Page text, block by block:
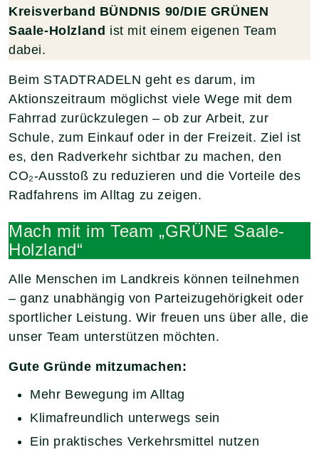
Kreisverband BÜNDNIS 90/DIE GRÜNEN
Saale-Holzland ist mit einem eigenen Team
dabei.
Beim STADTRADELN geht es darum, im
Aktionszeitraum möglichst viele Wege mit dem
Fahrrad zurückzulegen – ob zur Arbeit, zur
Schule, zum Einkauf oder in der Freizeit. Ziel ist
es, den Radverkehr sichtbar zu machen, den
CO₂-Ausstoß zu reduzieren und die Vorteile des
Radfahrens im Alltag zu zeigen.
Mach mit im Team „GRÜNE Saale-
Holzland“
Alle Menschen im Landkreis können teilnehmen
– ganz unabhängig von Parteizugehörigkeit oder
sportlicher Leistung. Wir freuen uns über alle, die
unser Team unterstützen möchten.
Gute Gründe mitzumachen:
Mehr Bewegung im Alltag
Klimafreundlich unterwegs sein
Ein praktisches Verkehrsmittel nutzen